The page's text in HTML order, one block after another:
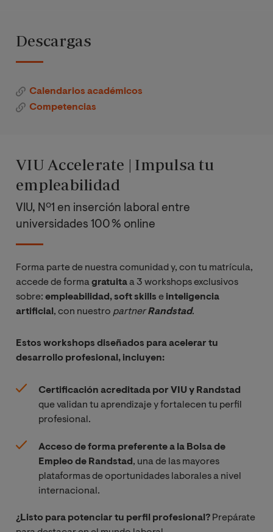
Prácticas
Dirección y
Dirección y
Gestión de
Finanzas y
Normativa TIC
Gestión de
equipos y
l
Arquitectura
empresarial
Transformació
Tendencias
disruptivas en
Inteligencia de
Negocio
Emprendimien
Descargas
Calendarios académicos
Competencias
VIU Accelerate | Impulsa tu
empleabilidad
VIU, Nº1 en inserción laboral entre
universidades 100 % online
Forma parte de nuestra comunidad y, con tu matrícula,
accede de formagratuitaa 3 workshops exclusivos
sobre: empleabilidad, soft skills e inteligencia
artificial, con nuestro partner Randstad.
Estos workshops diseñados para acelerar tu
desarrollo profesional, incluyen:
Certificación acreditada por VIU y Randstad
que validan tu aprendizaje y fortalecen tu perfil
profesional.
Acceso de forma preferente a la Bolsa de
Empleo de Randstad, una de las mayores
plataformas de oportunidades laborales a nivel
internacional.
¿Listo para potenciar tu perfil profesional? Prepárate